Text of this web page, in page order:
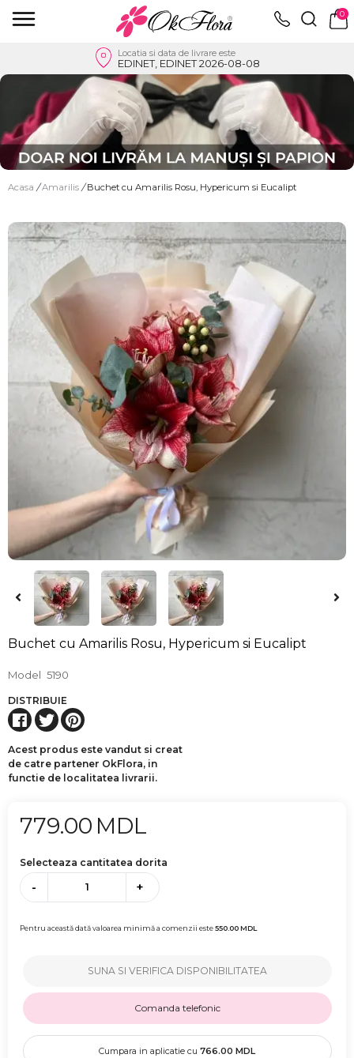
0
Locatia si data de livrare este
EDINET, EDINET 2026-08-08
Acasa / Amarilis / Buchet cu Amarilis Rosu, Hypericum si Eucalipt
Buchet cu Amarilis Rosu, Hypericum si Eucalipt
Model 5190
DISTRIBUIE
Acest produs este vandut si creat
de catre partener OkFlora, in
functie de localitatea livrarii.
779.00 MDL
Selecteaza cantitatea dorita
- +
Pentru această dată valoarea minimă a comenzii este550.00MDL
SUNA SI VERIFICA DISPONIBILITATEA
Comanda telefonic
Cumpara in aplicatie cu 766.00 MDL